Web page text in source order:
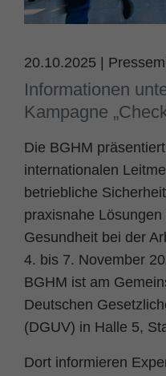
20.10.2025
Informationen
Kampagne
Die BGHM
internationalen
betriebliche
praxisnahe
Gesundheit bei der
4. bis 7. November
BGHM ist am
Deutschen
(DGUV) in Halle 5,
Dort informieren
Dieses
Cookie
mithilfe
Name
Laufzeit Ende der